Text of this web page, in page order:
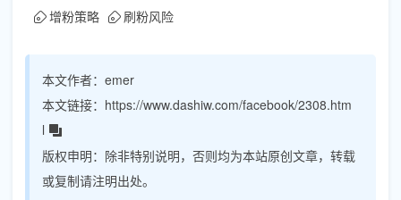
增粉策略
刷粉风险
本文作者： emer
本文链接： https://www.dashiw.com/facebook/2308.htm
l
版权申明： 除非特别说明，否则均为本站原创文章，转载
或复制请注明出处。